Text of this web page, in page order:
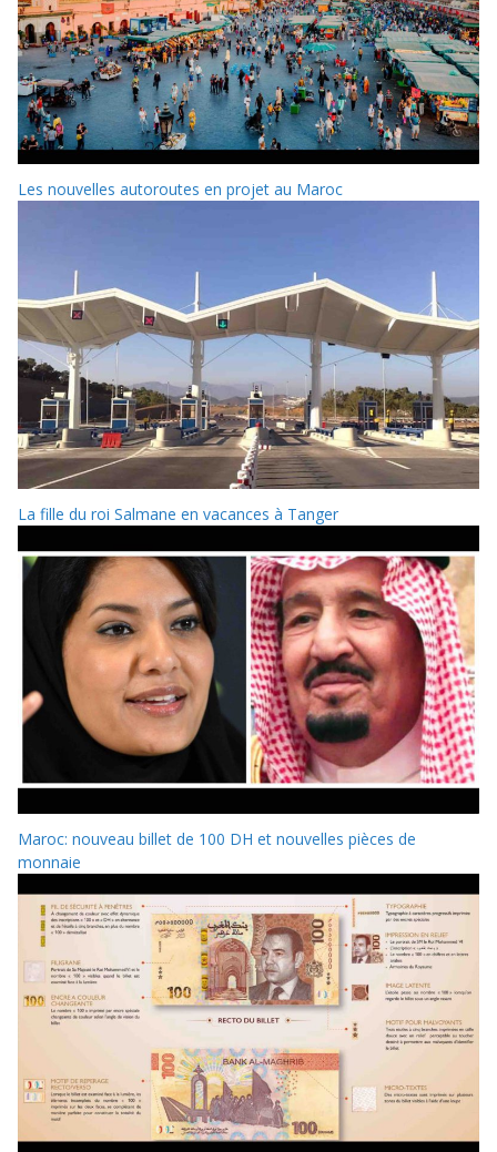
Les nouvelles autoroutes en projet au Maroc
La fille du roi Salmane en vacances à Tanger
Maroc: nouveau billet de 100 DH et nouvelles pièces de
monnaie